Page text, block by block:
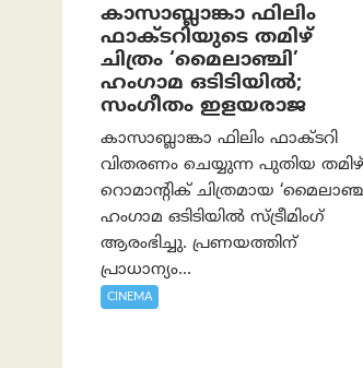
കാസാബ്ലാങ്കാ ഫിലിം
ഫാക്ടറിയുടെ തമിഴ്
ചിത്രം ‘മൈലാഞ്ചി’
ഹംഗാമ ഒടിടിയിൽ;
സംഗീതം ഇളയരാജ
കാസാബ്ലാങ്കാ ഫിലിം ഫാക്ടറി
വിതരണം ചെയ്യുന്ന പുതിയ തമിഴ്
റൊമാന്റിക് ചിത്രമായ
ഹംഗാമ ഒടിടിയിൽ സ്ട്രീമിംഗ്
ആരംഭിച്ചു. പ്രണയത്തിന്
പ്രാധാന്യം...
CINEMA